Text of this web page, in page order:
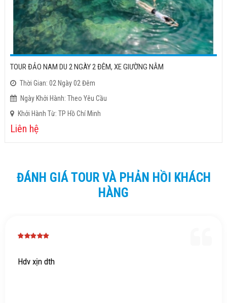
TOUR ĐẢO NAM DU 2 NGÀY 2 ĐÊM, XE GIƯỜNG NẰM
Thời Gian: 02 Ngày 02 Đêm
Ngày Khởi Hành: Theo Yêu Cầu
Khởi Hành Từ: TP Hồ Chí Minh
Liên hệ
ĐÁNH GIÁ TOUR VÀ PHẢN HỒI KHÁCH
HÀNG
Hdv xịn dth